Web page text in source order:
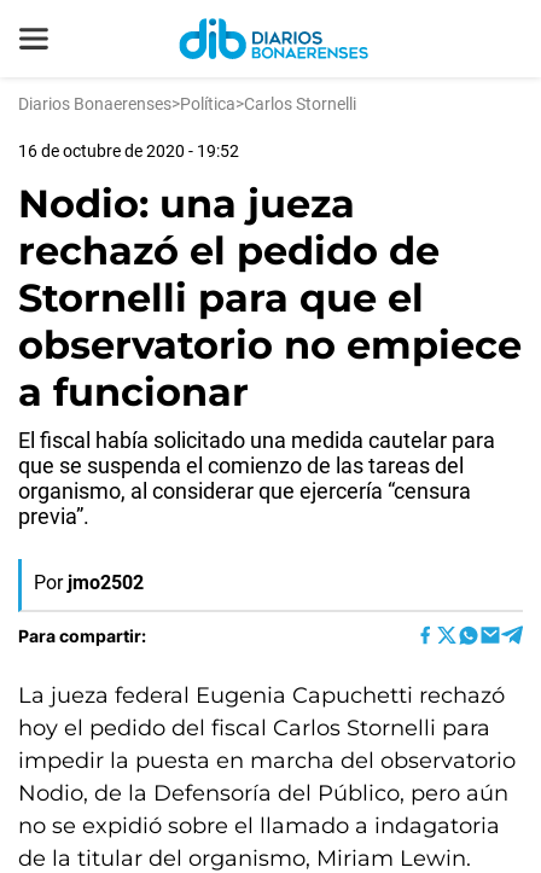
Diarios Bonaerenses>Política>Carlos Stornelli
16 de octubre de 2020 - 19:52
Nodio: una jueza
rechazó el pedido de
Stornelli para que el
observatorio no empiece
a funcionar
El fiscal había solicitado una medida cautelar para
que se suspenda el comienzo de las tareas del
organismo, al considerar que ejercería “censura
previa”.
Por jmo2502
Para compartir:
La jueza federal Eugenia Capuchetti rechazó
hoy el pedido del fiscal Carlos Stornelli para
impedir la puesta en marcha del observatorio
Nodio, de la Defensoría del Público, pero aún
no se expidió sobre el llamado a indagatoria
de la titular del organismo, Miriam Lewin.